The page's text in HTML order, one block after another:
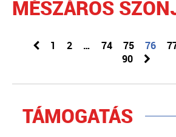
MÉSZÁROS
1 2 … 74 75 76
90
TÁMOGATÁS